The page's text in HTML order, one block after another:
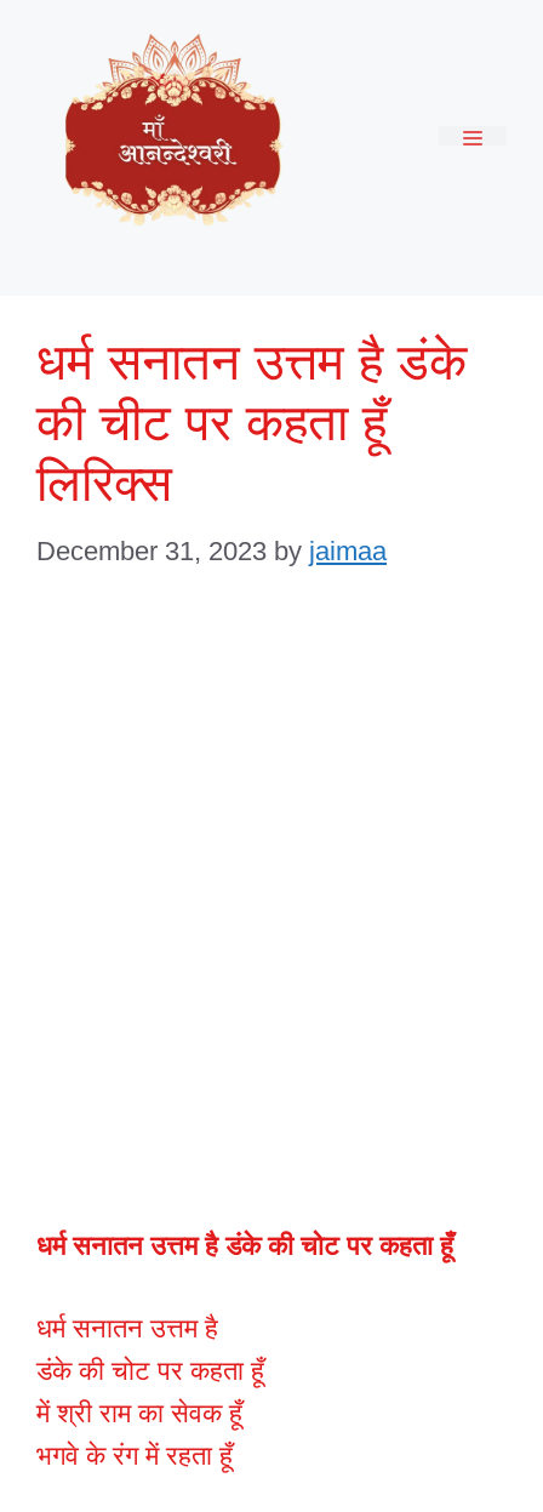
content
धर्म सनातन उत्तम है डंके
की चीट पर कहता हूँ
लिरिक्स
December 31, 2023 by jaimaa
धर्म सनातन उत्तम है डंके की चोट पर कहता हूँ
धर्म सनातन उत्तम है
डंके की चोट पर कहता हूँ
में श्री राम का सेवक हूँ
भगवे के रंग में रहता हूँ